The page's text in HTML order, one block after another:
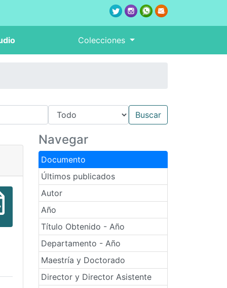
Colecciones
Navegar
Documento
Últimos publicados
Autor
Año
Título Obtenido - Año
Departamento - Año
Maestría y Doctorado
Director y Director Asistente